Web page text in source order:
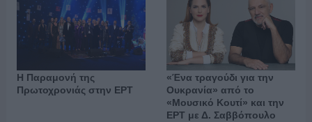
Η Παραμονή της
Πρωτοχρονιάς στην ΕΡΤ
«Ένα τραγούδι για την
Ουκρανία» από το
«Μουσικό Κουτί» και την
ΕΡΤ με Δ. Σαββόπουλο